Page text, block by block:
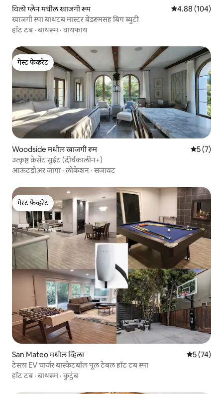
विलो ग्लेन मधील खाजगी रूम 5 पैकी 4.88
4.88 (104)
खाजगी स्पा बाथटब मास्टर बेडरूमसह बिग ब्युटी
हॉट टब·बाथरूम·वायफाय
गेस्ट फेव्हरेट
गेस्ट फेव्हरेट
Woodside मधील खाजगी रूम 5 पैकी 5
5 (7)
उत्कृष्ट क्रेसेंट सुईट (दीर्घकालीन+)
आऊटडोअर जागा ·लोकेशन ·सजावट
गेस्ट फेव्हरेट
गेस्ट फेव्हरेट
San Mateo मधील व्हिला 5 पैकी 5
5 (74)
टेस्ला EV चार्जर बास्केटबॉल पूल टेबल हॉट टब स्पा
हॉट टब·बाथरूम·कुटुंब